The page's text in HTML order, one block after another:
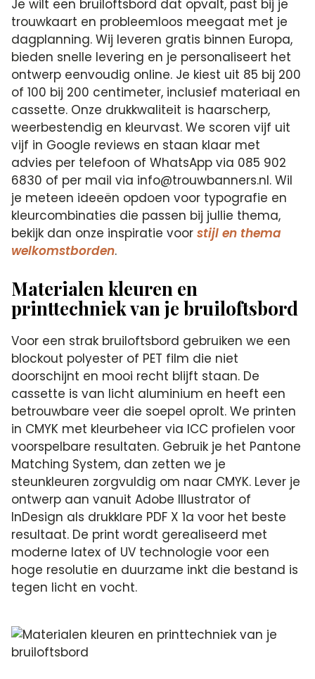
Je wilt een bruiloftsbord dat opvalt, past bij je
trouwkaart en probleemloos meegaat met je
dagplanning. Wij leveren gratis binnen Europa,
bieden snelle levering en je personaliseert het
ontwerp eenvoudig online. Je kiest uit 85 bij 200
of 100 bij 200 centimeter, inclusief materiaal en
cassette. Onze drukkwaliteit is haarscherp,
weerbestendig en kleurvast. We scoren vijf uit
vijf in Google reviews en staan klaar met
advies per telefoon of WhatsApp via 085 902
6830 of per mail via info@trouwbanners.nl. Wil
je meteen ideeën opdoen voor typografie en
kleurcombinaties die passen bij jullie thema,
bekijk dan onze inspiratie voorstijl en thema
welkomstborden.
Materialen kleuren en
printtechniek van je bruiloftsbord
Voor een strak bruiloftsbord gebruiken we een
blockout polyester of PET film die niet
doorschijnt en mooi recht blijft staan. De
cassette is van licht aluminium en heeft een
betrouwbare veer die soepel oprolt. We printen
in CMYK met kleurbeheer via ICC profielen voor
voorspelbare resultaten. Gebruik je het Pantone
Matching System, dan zetten we je
steunkleuren zorgvuldig om naar CMYK. Lever je
ontwerp aan vanuit Adobe Illustrator of
InDesign als drukklare PDF X 1a voor het beste
resultaat. De print wordt gerealiseerd met
moderne latex of UV technologie voor een
hoge resolutie en duurzame inkt die bestand is
tegen licht en vocht.